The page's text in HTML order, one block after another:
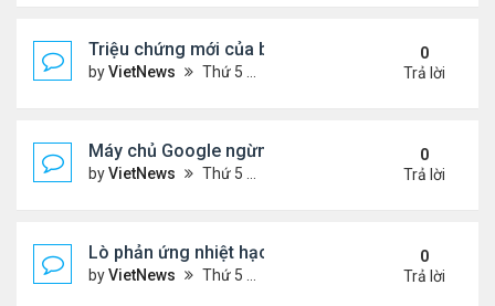
Triệu chứng mới của biến thể phụ BA.5
byVietNews Thứ 5 Tháng 7 21, 2022 2:10 pm
0
Trả lời
Máy chủ Google ngừng hoạt động vì nắng nóng
byVietNews Thứ 5 Tháng 7 21, 2022 12:00 pm
0
Trả lời
Lò phản ứng nhiệt hạch nóng gấp 5 lần lõi Mặt
byVietNews Thứ 5 Tháng 7 21, 2022 11:59 am
0
Trả lời